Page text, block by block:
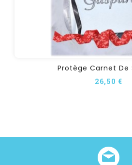
Protège Carnet De
26,50 €